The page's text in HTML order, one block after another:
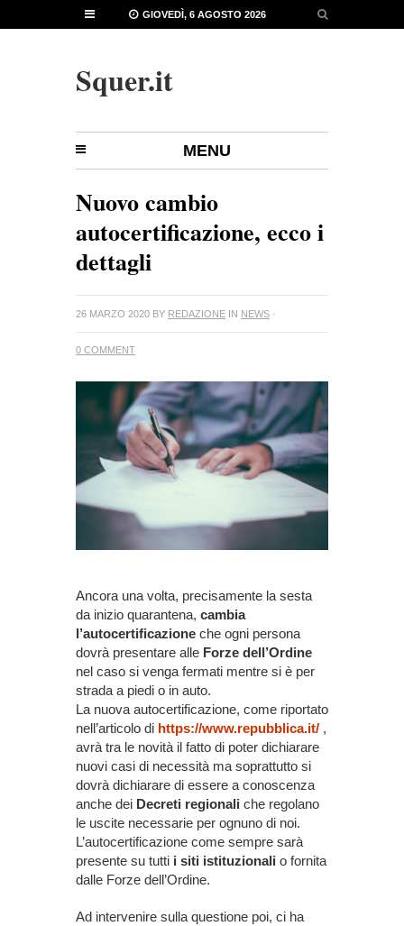
GIOVEDÌ, 6 AGOSTO 2026
Squer.it
MENU
Nuovo cambio
autocertificazione, ecco i
dettagli
26 MARZO 2020 BY REDAZIONE IN NEWS ·
0 COMMENT
Ancora una volta, precisamente la sesta
da inizio quarantena, cambia
l’autocertificazione che ogni persona
dovrà presentare alle Forze dell’Ordine
nel caso si venga fermati mentre si è per
strada a piedi o in auto.
La nuova autocertificazione, come riportato
nell’articolo di https://www.repubblica.it/ ,
avrà tra le novità il fatto di poter dichiarare
nuovi casi di necessità ma soprattutto si
dovrà dichiarare di essere a conoscenza
anche dei Decreti regionali che regolano
le uscite necessarie per ognuno di noi.
L’autocertificazione come sempre sarà
presente su tutti i siti istituzionali o fornita
dalle Forze dell’Ordine.
Ad intervenire sulla questione poi, ci ha